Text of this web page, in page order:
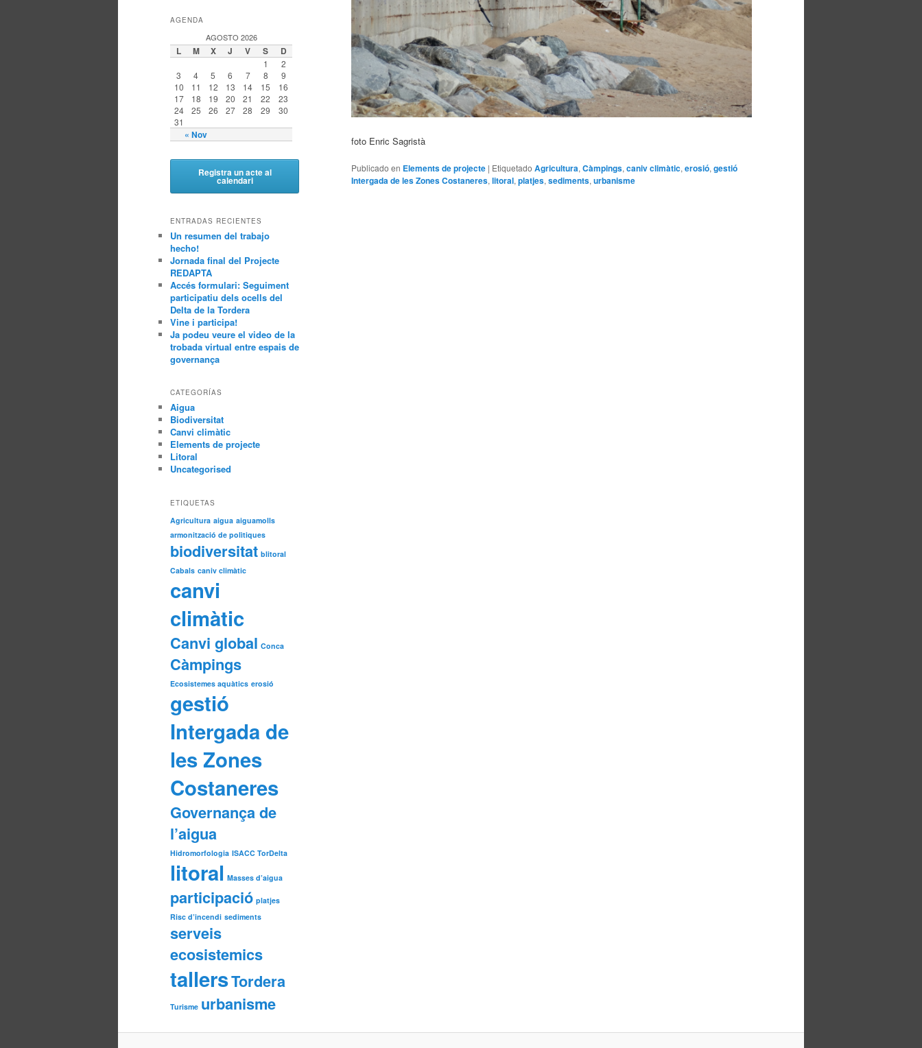
foto Enric Sagristà
Publicado en Elements de projecte | Etiquetado Agricultura, Càmpings, caniv climàtic, erosió, gestió
Intergada de les Zones Costaneres, litoral, platjes, sediments, urbanisme
AGENDA
AGOSTO 2026
L M X J V S D
« Nov
1
2
3
4 5 6 7 8
9
10
11 12 13 14 15
16
17
18 19 20 21 22
23
24
25 26 27 28 29
30
31
Registra un acte al
calendari
ENTRADAS RECIENTES
Un resumen del trabajo
hecho!
Jornada final del Projecte
REDAPTA
Accés formulari: Seguiment
participatiu dels ocells del
Delta de la Tordera
Vine i participa!
Ja podeu veure el video de la
trobada virtual entre espais de
governança
CATEGORÍAS
Aigua
Biodiversitat
Canvi climàtic
Elements de projecte
Litoral
Uncategorised
ETIQUETAS
Agricultura aigua aiguamolls
armonització de polìtiques
biodiversitat blitoral
Cabals caniv climàtic
canvi
climàtic
Canvi global Conca
Càmpings
Ecosistemes aquàtics erosió
gestió
Intergada de
les Zones
Costaneres
Governança de
l’aigua
Hidromorfologia ISACC TorDelta
litoral Masses d’aigua
participació platjes
Risc d’incendi sediments
serveis
ecosistemics
tallersTordera
Turisme urbanisme